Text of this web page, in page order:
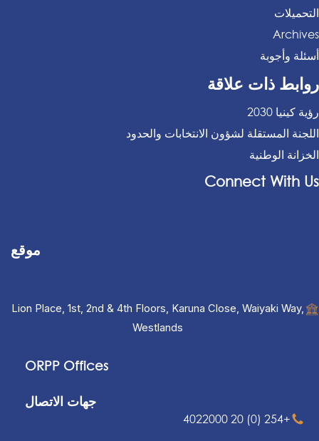
التحميلات
Archives
أسئلة وأجوبة
روابط ذات علاقة
رؤية كينيا 2030
اللجنة المستقلة لشؤون الانتخابات والحدود
الخزانة الوطنية
Connect With Us
موقع
Lion Place, 1st, 2nd & 4th Floors, Karuna Close, Waiyaki Way,
Westlands
ORPP Offices
جهات الاتصال
+254 (0) 20 4022000